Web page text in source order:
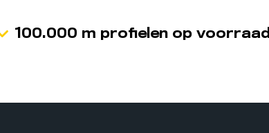
100.000 m profielen op voorraad